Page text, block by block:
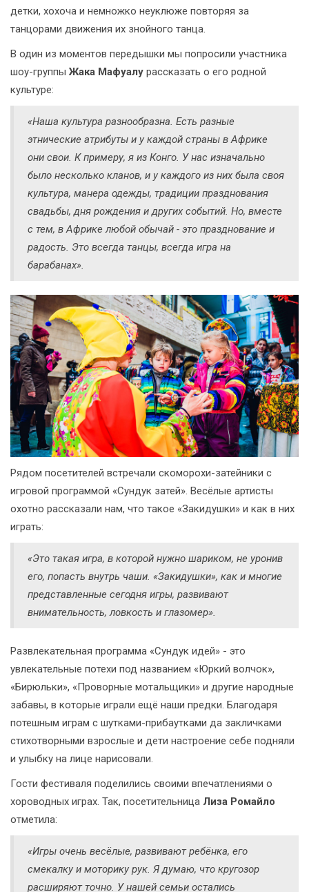
детки, хохоча и немножко неуклюже повторяя за
танцорами движения их знойного танца.
В один из моментов передышки мы попросили участника
шоу-группы Жака Мафуалу рассказать о его родной
культуре:
«Наша культура разнообразна. Есть разные
этнические атрибуты и у каждой страны в Африке
они свои. К примеру, я из Конго. У нас изначально
было несколько кланов, и у каждого из них была своя
культура, манера одежды, традиции празднования
свадьбы, дня рождения и других событий. Но, вместе
с тем, в Африке любой обычай - это празднование и
радость. Это всегда танцы, всегда игра на
барабанах».
Рядом посетителей встречали скоморохи-затейники с
игровой программой «Сундук затей». Весёлые артисты
охотно рассказали нам, что такое «Закидушки» и как в них
играть:
«Это такая игра, в которой нужно шариком, не уронив
его, попасть внутрь чаши. «Закидушки», как и многие
представленные сегодня игры, развивают
внимательность, ловкость и глазомер».
Развлекательная программа «Сундук идей» - это
увлекательные потехи под названием «Юркий волчок»,
«Бирюльки», «Проворные мотальщики» и другие народные
забавы, в которые играли ещё наши предки. Благодаря
потешным играм с шутками-прибаутками да закличками
стихотворными взрослые и дети настроение себе подняли
и улыбку на лице нарисовали.
Гости фестиваля поделились своими впечатлениями о
хороводных играх. Так, посетительница Лиза Ромайло
отметила:
«Игры очень весёлые, развивают ребёнка, его
смекалку и моторику рук. Я думаю, что кругозор
расширяют точно. У нашей семьи остались